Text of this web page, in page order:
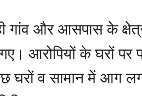
गांव और आसपास के
आरोपियों के घरों पर
व सामान में आग